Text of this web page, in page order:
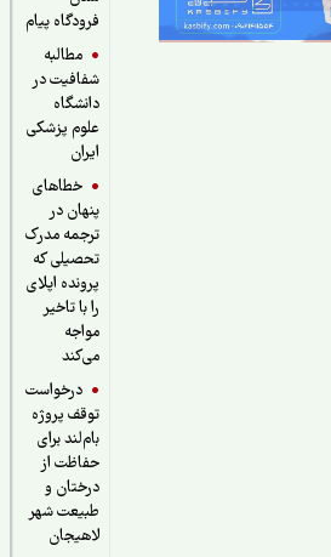
فرودگاه پیام
مطالبه
شفافیت در
دانشگاه
علوم پزشکی
خطاهای
پنهان در
ترجمه مدرک
تحصیلی که
پرونده اپلای
را با تاخیر
درخواست
توقف پروژه
بام‌لند برای
حفاظت از
درختان و
طبیعت شهر
لاهیجان